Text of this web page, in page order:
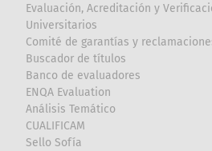
Evaluación, Acreditación y
Universitarios
Comité de garantías y
Buscador de títulos
Banco de evaluadores
ENQA Evaluation
Análisis Temático
CUALIFICAM
Sello Sofía